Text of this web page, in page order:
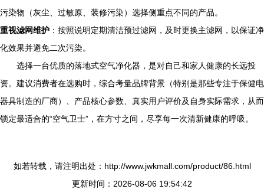
污染物（灰尘、过敏原、装修污染）选择侧重点不同的产品。
重视滤网维护 ：按照说明定期清洁预过滤网，及时更换主滤网，以保证净
化效果并避免二次污染。
选择一台优质的落地式空气净化器，是对自己和家人健康的长远投
资。建议消费者在选购时，综合考量品牌背景（特别是那些专注于保健电
器具制造的厂商）、产品核心参数、真实用户评价及自身实际需求，从而
锁定最适合的“空气卫士”，在方寸之间，尽享每一次清新健康的呼吸。
如若转载，请注明出处：http://www.jwkmall.com/product/86.html
更新时间：2026-08-06 19:54:42